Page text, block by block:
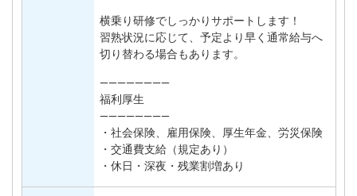
横乗り研修でしっかりサポートします！
習熟状況に応じて、予定より早く通常給与へ
切り替わる場合もあります。
————————
福利厚生
————————
・社会保険、雇用保険、厚生年金、労災保険
・交通費支給（規定あり）
・休日・深夜・残業割増あり